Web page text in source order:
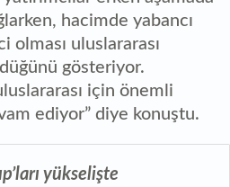
hacimde yabancı
uluslararası
gösteriyor.
için önemli
ediyor” diye konuştu.
yükselişte